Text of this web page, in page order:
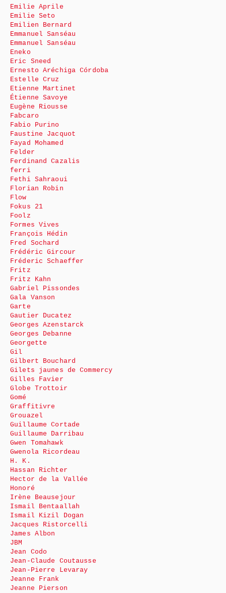
Emilie Aprile
Emilie Seto
Emilien Bernard
Emmanuel Sanséau
Emmanuel Sanséau
Eneko
Eric Sneed
Ernesto Aréchiga Córdoba
Estelle Cruz
Etienne Martinet
Étienne Savoye
Eugène Riousse
Fabcaro
Fabio Purino
Faustine Jacquot
Fayad Mohamed
Felder
Ferdinand Cazalis
ferri
Fethi Sahraoui
Florian Robin
Flow
Fokus 21
Foolz
Formes Vives
François Hédin
Fred Sochard
Frédéric Gircour
Fréderic Schaeffer
Fritz
Fritz Kahn
Gabriel Pissondes
Gala Vanson
Garte
Gautier Ducatez
Georges Azenstarck
Georges Debanne
Georgette
Gil
Gilbert Bouchard
Gilets jaunes de Commercy
Gilles Favier
Globe Trottoir
Gomé
Graffitivre
Grouazel
Guillaume Cortade
Guillaume Darribau
Gwen Tomahawk
Gwenola Ricordeau
H. K.
Hassan Richter
Hector de la Vallée
Honoré
Irène Beausejour
Ismail Bentaallah
Ismail Kizil Dogan
Jacques Ristorcelli
James Albon
JBM
Jean Codo
Jean-Claude Coutausse
Jean-Pierre Levaray
Jeanne Frank
Jeanne Pierson